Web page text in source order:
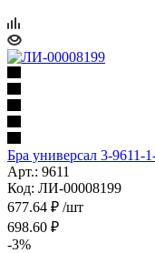
Бра универсал 3-9611-
Арт.: 9611
Код: ЛИ-00008199
677.64 ₽ /шт
698.60 ₽
-3%